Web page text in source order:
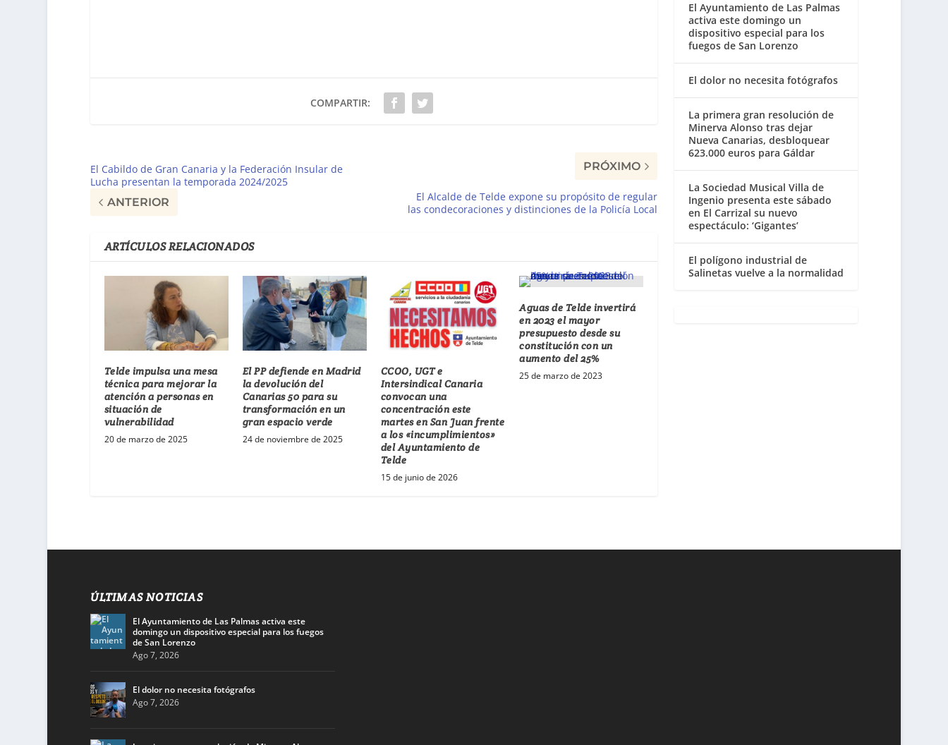
COMPARTIR:
El Cabildo de Gran Canaria y la Federación Insular de
Lucha presentan la temporada 2024/2025
ANTERIOR
PRÓXIMO
El Alcalde de Telde expone su propósito de regular
las condecoraciones y distinciones de la Policía Local
ARTÍCULOS RELACIONADOS
Telde impulsa una mesa
técnica para mejorar la
atención a personas en
situación de
vulnerabilidad
20 de marzo de 2025
El PP defiende en Madrid
la devolución del
Canarias 50 para su
transformación en un
gran espacio verde
24 de noviembre de 2025
CCOO, UGT e
Intersindical Canaria
convocan una
concentración este
martes en San Juan frente
a los «incumplimientos»
del Ayuntamiento de
Telde
15 de junio de 2026
Aguas de Telde invertirá
en 2023 el mayor
presupuesto desde su
constitución con un
aumento del 25%
25 de marzo de 2023
El Ayuntamiento de Las Palmas
activa este domingo un
dispositivo especial para los
fuegos de San Lorenzo
El dolor no necesita fotógrafos
La primera gran resolución de
Minerva Alonso tras dejar
Nueva Canarias, desbloquear
623.000 euros para Gáldar
La Sociedad Musical Villa de
Ingenio presenta este sábado
en El Carrizal su nuevo
espectáculo: ‘Gigantes’
El polígono industrial de
Salinetas vuelve a la normalidad
ÚLTIMAS NOTICIAS
El Ayuntamiento de Las Palmas activa este
domingo un dispositivo especial para los fuegos
de San Lorenzo
Ago 7, 2026
El dolor no necesita fotógrafos
Ago 7, 2026